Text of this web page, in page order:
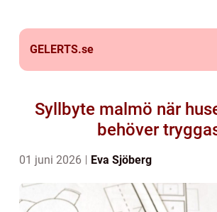
GELERTS.se
Syllbyte malmö när
behöver
01 juni 2026 Eva Sjöberg